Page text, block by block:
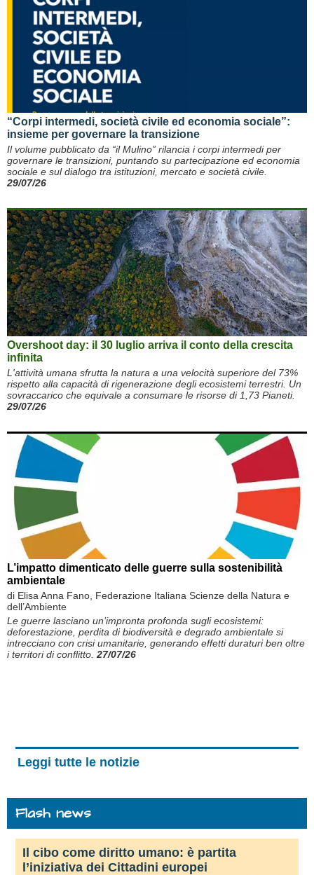
“Corpi intermedi, società civile ed economia sociale”:
insieme per governare la transizione
Il volume pubblicato da “il Mulino” rilancia i corpi intermedi per
governare le transizioni, puntando su partecipazione ed economia
sociale e sul dialogo tra istituzioni, mercato e società civile.
29/07/26
Overshoot day: il 30 luglio arriva il conto della crescita
infinita
L'attività umana sfrutta la natura a una velocità superiore del 73%
rispetto alla capacità di rigenerazione degli ecosistemi terrestri. Un
sovraccarico che equivale a consumare le risorse di 1,73 Pianeti.
29/07/26
L’impatto dimenticato delle guerre sulla sostenibilità
ambientale
di Elisa Anna Fano, Federazione Italiana Scienze della Natura e
dell’Ambiente
Le guerre lasciano un’impronta profonda sugli ecosistemi:
deforestazione, perdita di biodiversità e degrado ambientale si
intrecciano con crisi umanitarie, generando effetti duraturi ben oltre
i territori di conflitto. 27/07/26
Leggi tutte le notizie
Flash news
Il cibo come diritto umano: è partita
l’iniziativa dei Cittadini europei